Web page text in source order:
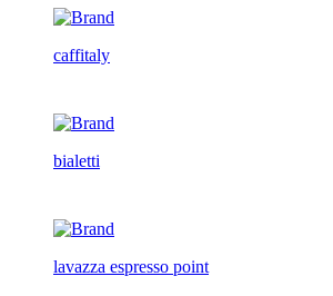
caffitaly
bialetti
lavazza espresso point